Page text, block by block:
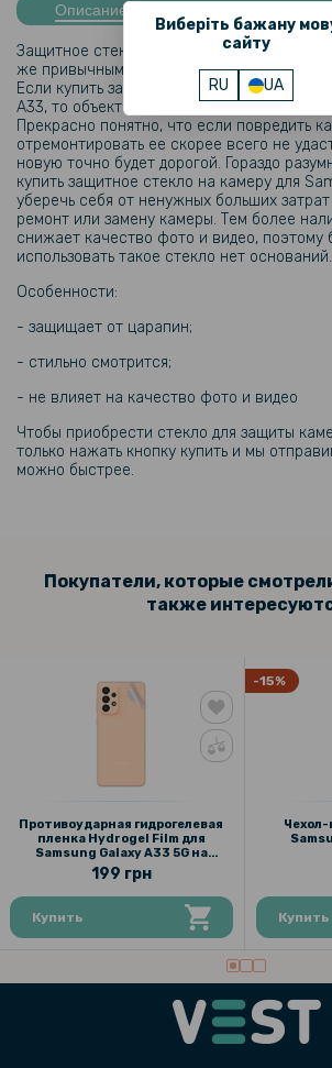
Виберіть бажану
сайту
RU UA
Противоударная гидрогелевая пленка
Galaxy A33 5G на заднюю панель, Transparent
152 грн
179 грн
Матовый чехол накладка Silicone Matted для
5G
99 грн
159 грн
Защитное стекло Super Full HD Tempered
Описание
Защитное стекло на камеру смартфона
же привычным аксессуаром, как и
Если купить защитное стекло для камеры
A33, то объектив камеры получит защиту
Прекрасно понятно, что если повредить
отремонтировать ее скорее всего не
новую точно будет дорогой. Гораздо
купить защитное стекло на камеру для
уберечь себя от ненужных больших
ремонт или замену камеры. Тем более
снижает качество фото и видео, поэтому
использовать такое стекло нет оснований.
Особенности:
- защищает от царапин;
- стильно смотрится;
- не влияет на качество фото и видео
Чтобы приобрести стекло для защиты
только нажать кнопку купить и мы
можно быстрее.
Покупатели, которые
также
Противоударная гидрогелевая
пленка Hydrogel Film для
Samsung Galaxy A33 5G на
заднюю панель, Transparent
199 грн
Купить
-15%
Купить